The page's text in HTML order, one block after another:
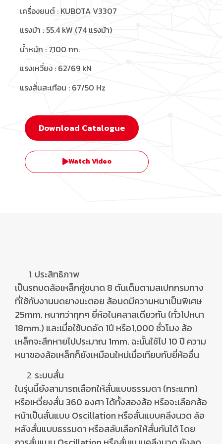
เครื่องยนต์ : KUBOTA V3307
แรงม้า : 55.4 kW (74 แรงม้า)
น้ำหนัก : 7,100 กก.
แรงเหวี่ยง : 62/69 kN
แรงสั่นสะเทือน : 67/50 Hz
Download Catalogue
Watch Video
ประสิทธิภาพ
เป็นรถบดล้อเหล็กคู่ขนาด 8 ตันเต็มตามสเปกกรมทาง
ที่ใช้กับงานบดยางมะตอย ล้อบดมีความหนาเป็นพิเศษ
25mm. หนากว่าทุกๆ ยี่ห้อในคลาสเดียวกัน (ทั่วไปหนา
18mm.) และเมื่อใช้บดอัด 1ปี หรือ1,000 ชั่วโมง ล้อ
เหล็กจะสึกหายไปประมาณ 1mm. ฉะนั้นใช้ไป 10 ปี ความ
หนาของล้อเหล็กก็ยังเหมือนใหม่เมื่อเทียบกับยี่ห้ออื่น
ระบบสั่น
ในรุ่นนี้ยังสามารถเลือกให้สั่นแบบธรรมดา (กระแทก)
หรือเหวี่ยงสั่น 360 องศา ได้ทั้งสองล้อ หรือจะเลือกล้อ
หน้าเป็นสั่นแบบ Oscillation หรือสั่นแบบคลึงนวด ล้อ
หลังสั่นแบบธรรมดา หรือสลับเลือกให้สั่นกันได้โดย